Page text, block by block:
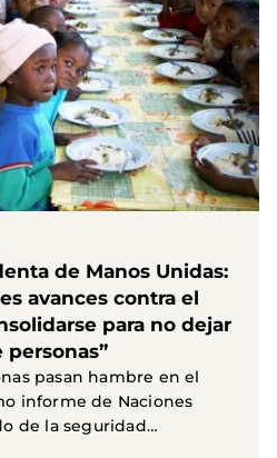
de Manos Unidas:
avances contra el
para no dejar
personas”
pasan hambre en el
informe de Naciones
de la seguridad